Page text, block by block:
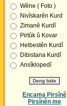
Wêne ( Foto )
Nivîskarên Kurd
Zimanê Kurdî
Pirtûk û Kovar
Helbestên Kurdî
Dibistana Kurdî
Ansîklopedî
Encama Pirsînê
Pirsînên me